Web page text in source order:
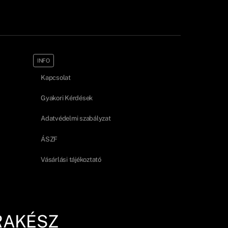
INFO
Kapcsolat
Gyakori Kérdések
Adatvédelmi szabályzat
ÁSZF
Vásárlási tájékoztató